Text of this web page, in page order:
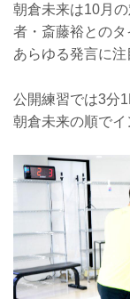
朝倉未来は10月
者・斎藤裕との
あらゆる発言に注
公開練習では3分
朝倉未来の順でイ